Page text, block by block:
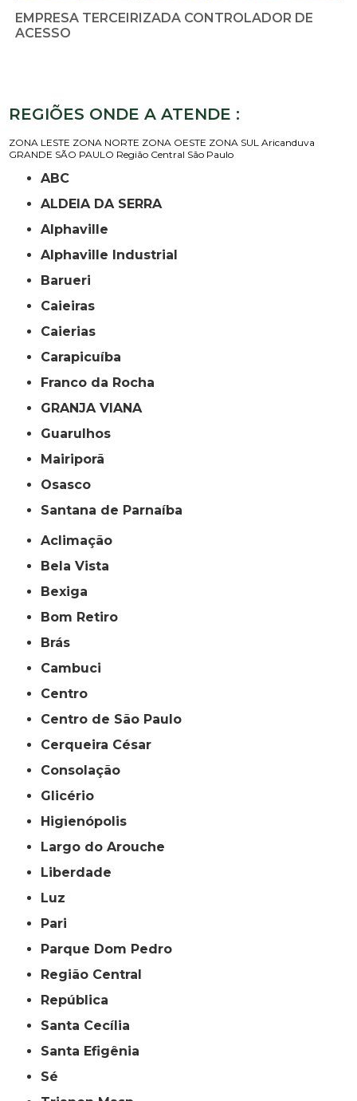
EMPRESA TERCEIRIZADA CONTROLADOR DE
ACESSO
REGIÕES ONDE A ATENDE :
ZONA LESTE ZONA NORTE ZONA OESTE ZONA SUL Aricanduva
GRANDE SÃO PAULO Região Central São Paulo
ABC
ALDEIA DA SERRA
Alphaville
Alphaville Industrial
Barueri
Caieiras
Caierias
Carapicuíba
Franco da Rocha
GRANJA VIANA
Guarulhos
Mairiporã
Osasco
Santana de Parnaíba
Aclimação
Bela Vista
Bexiga
Bom Retiro
Brás
Cambuci
Centro
Centro de São Paulo
Cerqueira César
Consolação
Glicério
Higienópolis
Largo do Arouche
Liberdade
Luz
Pari
Parque Dom Pedro
Região Central
República
Santa Cecília
Santa Efigênia
Sé